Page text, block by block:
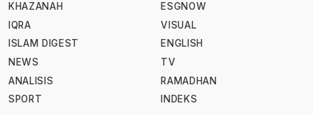
KHAZANAH
IQRA
ISLAM DIGEST
NEWS
ANALISIS
SPORT
ESGNOW
VISUAL
ENGLISH
TV
RAMADHAN
INDEKS